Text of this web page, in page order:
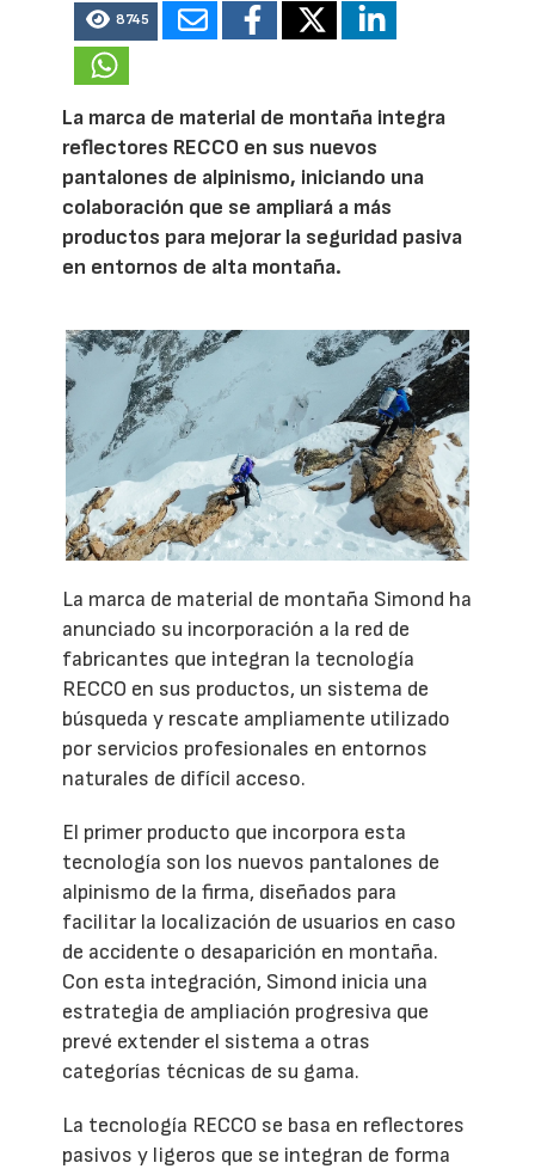
8745
La marca de material de montaña integra
reflectores RECCO en sus nuevos
pantalones de alpinismo, iniciando una
colaboración que se ampliará a más
productos para mejorar la seguridad pasiva
en entornos de alta montaña.
La marca de material de montaña Simond ha
anunciado su incorporación a la red de
fabricantes que integran la tecnología
RECCO en sus productos, un sistema de
búsqueda y rescate ampliamente utilizado
por servicios profesionales en entornos
naturales de difícil acceso.
El primer producto que incorpora esta
tecnología son los nuevos pantalones de
alpinismo de la firma, diseñados para
facilitar la localización de usuarios en caso
de accidente o desaparición en montaña.
Con esta integración, Simond inicia una
estrategia de ampliación progresiva que
prevé extender el sistema a otras
categorías técnicas de su gama.
La tecnología RECCO se basa en reflectores
pasivos y ligeros que se integran de forma